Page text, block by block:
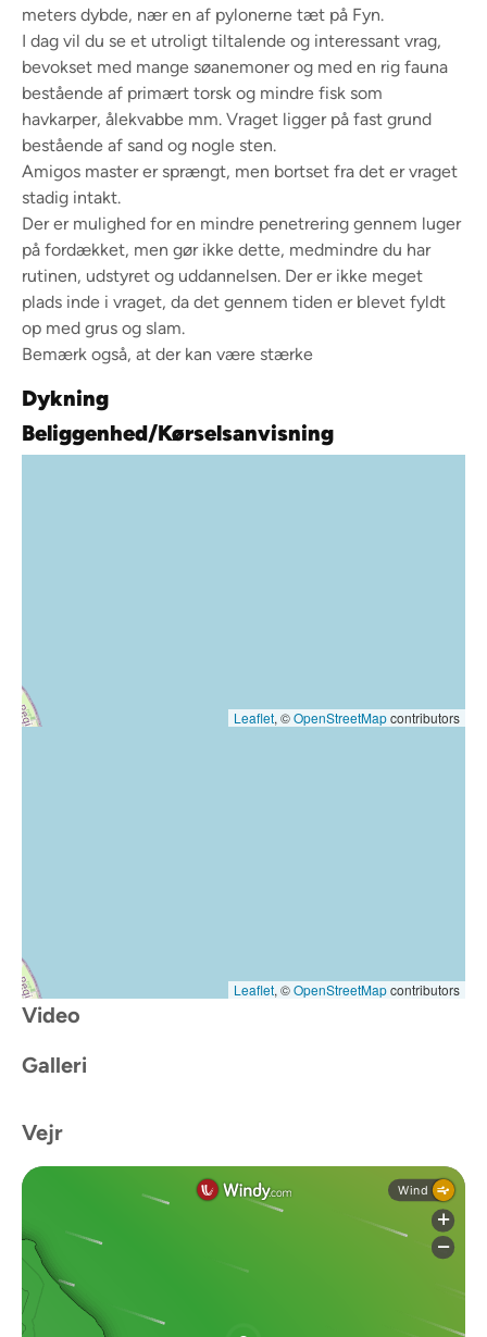
meters dybde, nær en af pylonerne tæt på Fyn.
I dag vil du se et utroligt tiltalende og interessant vrag,
bevokset med mange søanemoner og med en rig fauna
bestående af primært torsk og mindre fisk som
havkarper, ålekvabbe mm. Vraget ligger på fast grund
bestående af sand og nogle sten.
Amigos master er sprængt, men bortset fra det er vraget
stadig intakt.
Der er mulighed for en mindre penetrering gennem luger
på fordækket, men gør ikke dette, medmindre du har
rutinen, udstyret og uddannelsen. Der er ikke meget
plads inde i vraget, da det gennem tiden er blevet fyldt
op med grus og slam.
Bemærk også, at der kan være stærke
Dykning
Beliggenhed/Kørselsanvisning
Leaflet, ©OpenStreetMapcontributors
Leaflet, ©OpenStreetMapcontributors
Video
Galleri
Vejr